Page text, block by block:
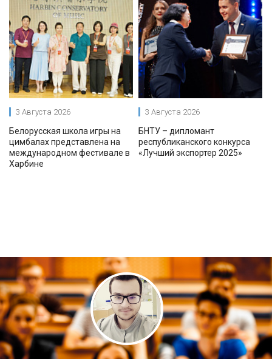
3 Августа 2026
Белорусская школа игры на
цимбалах представлена на
международном фестивале в
Харбине
3 Августа 2026
БНТУ – дипломант
республиканского конкурса
«Лучший экспортер 2025»